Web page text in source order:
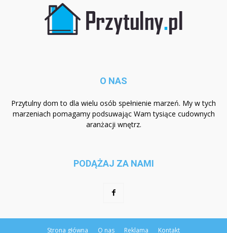
O NAS
Przytulny dom to dla wielu osób spełnienie marzeń. My w tych
marzeniach pomagamy podsuwając Wam tysiące cudownych
aranżacji wnętrz.
PODĄŻAJ ZA NAMI
Strona główna O nas Reklama Kontakt